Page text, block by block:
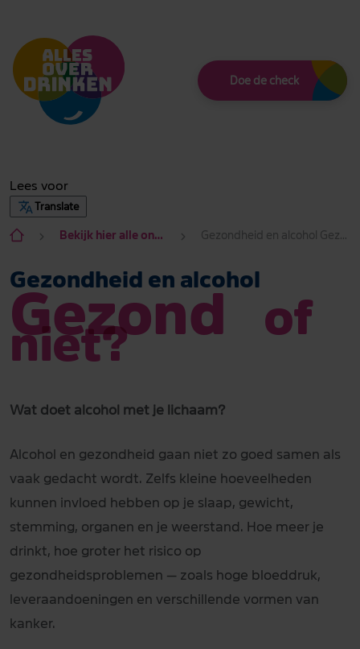
Doe de check
Lees voor
Translate
Bekijk hier alle onderwerpen Gezondheid en alcohol Gezond of niet?
Gezondheid en alcohol
Gezond of
niet?
Wat doet alcohol met je lichaam?
Alcohol en gezondheid gaan niet zo goed samen als
vaak gedacht wordt. Zelfs kleine hoeveelheden
kunnen invloed hebben op je slaap, gewicht,
stemming, organen en je weerstand. Hoe meer je
drinkt, hoe groter het risico op
gezondheidsproblemen — zoals hoge bloeddruk,
leveraandoeningen en verschillende vormen van
kanker.